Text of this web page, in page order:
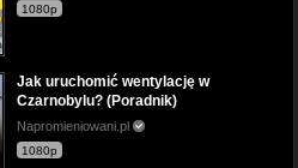
1080p
Jak uruchomić wentylację w
Czarnobylu? (Poradnik)
Napromieniowani.pl
1080p